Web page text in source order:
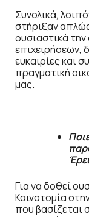
Συνολικά,
στήριξαν
ουσιαστικά
επιχειρήσεων,
ευκαιρίες και
πραγματική
μας.
Για να δοθεί
Καινοτομία
που βασίζεται